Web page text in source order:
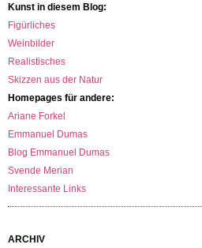
Kunst in diesem Blog:
Figürliches
Weinbilder
Realistisches
Skizzen aus der Natur
Homepages für andere:
Ariane Forkel
Emmanuel Dumas
Blog Emmanuel Dumas
Svende Merian
Interessante Links
ARCHIV